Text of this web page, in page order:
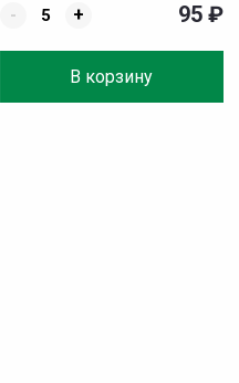
-
+
В корзину
95 ₽